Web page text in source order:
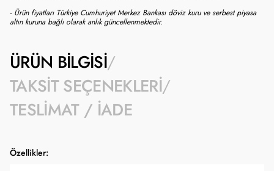
- Ürün fiyatları Türkiye Cumhuriyet Merkez Bankası döviz kuru ve serbest piyasa
altın kuruna bağlı olarak anlık güncellenmektedir.
ÜRÜN BILGISI
TAKSIT SEÇENEKLERI
TESLIMAT / İADE
Özellikler: